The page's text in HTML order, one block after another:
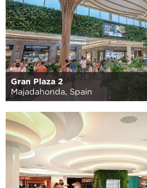
Gran Plaza 2
Majadahonda, Spain